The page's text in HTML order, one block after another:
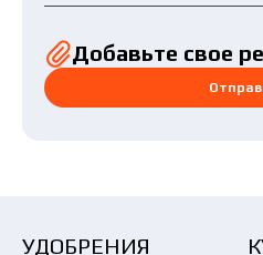
Добавьте свое
УДОБРЕНИЯ